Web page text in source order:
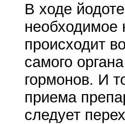
В ходе
необходимое
происходит
самого
гормонов. И
приема
следует